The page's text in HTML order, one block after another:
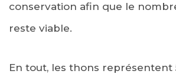
conservation afin que le
reste viable.
En tout, les thons représentent